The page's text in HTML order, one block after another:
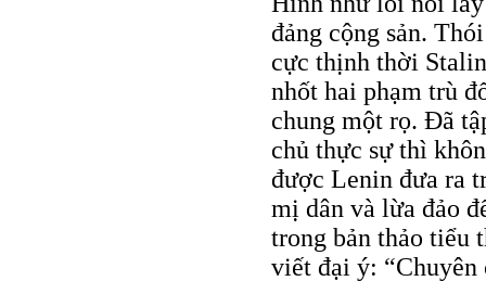
đảng cộng sản.
cực thịnh thời
nhốt hai phạm trù
chung một rọ. Đã
chủ thực sự thì
được Lenin đưa ra
mị dân và lừa đảo
trong bản thảo tiểu
viết đại ý: “Chuyên